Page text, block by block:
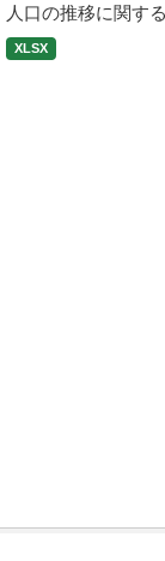
人口の推移に関す
XLSX